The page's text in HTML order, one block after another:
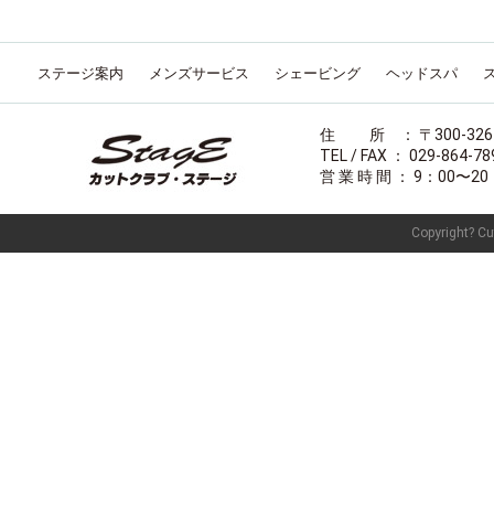
ステージ案内 メンズサービス シェービング ヘッドスパ
住 所 ： 〒300-3261
TEL / FAX ： 029-864-
営 業 時 間 ： 9：00〜
Copyright?